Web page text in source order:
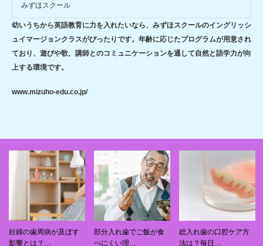
みずほスクール
幼いうちから英語教育に力を入れたいなら、みずほスクールのイングリッシ
ュイマージョンクラスがぴったりです。年齢に応じたプログラムが用意され
ており、遊びや歌、講師とのコミュニケーションを通して自然と語学力が向
上する環境です。
www.mizuho-edu.co.jp/
妊婦の歯周病が及ぼす
影響とは？…
部分入れ歯でご飯が食
べにくい理…
総入れ歯の口腔ケア方
法は？毎日…